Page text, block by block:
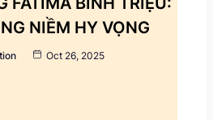
NIỀM HY VỌNG
Oct 26, 2025